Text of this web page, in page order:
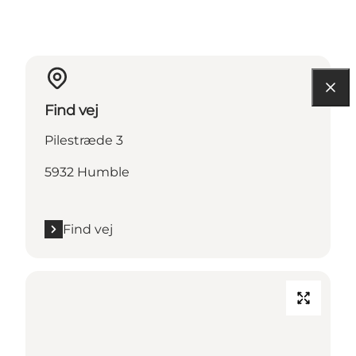
Find vej
Pilestræde 3
5932 Humble
Find vej